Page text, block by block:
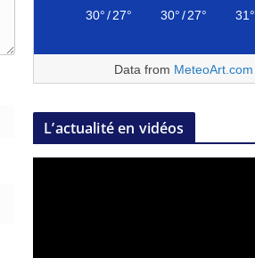
30°/27° 30°/27° 31°
Data from MeteoArt.com
L’actualité en vidéos